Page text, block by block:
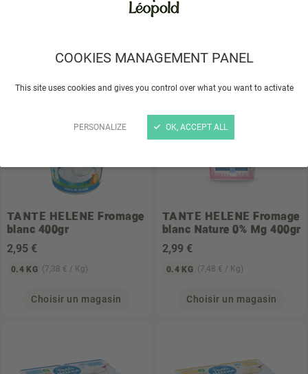
COOKIES MANAGEMENT PANEL
This site uses cookies and gives you control over what you want to activate
PERSONALIZE OK, ACCEPT ALL
Choisir un magasin Choisir un magasin
TANTE HELENE Fromage
blanc 400gr
2,95 €
0.4 KG (7,38 € / Kg)
Choisir un magasin
TANTE HELENE Fromage
blanc Nature 0% Mg 400gr
2,99 €
0.4 KG (7,48 € / Kg)
Choisir un magasin